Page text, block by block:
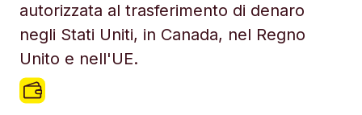
autorizzata al trasferimento di denaro
negli Stati Uniti, in Canada, nel Regno
Unito e nell'UE.